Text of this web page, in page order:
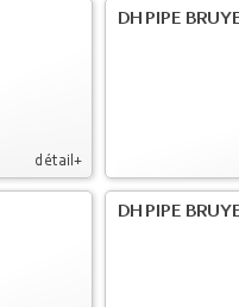
détail+
DH PIPE
DH PIPE